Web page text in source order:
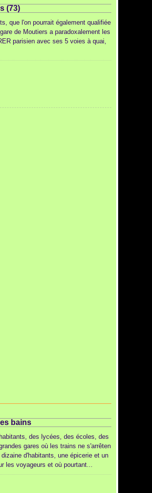
(73)
que l'on pourrait également qualifiée
de Moutiers a paradoxalement les
parisien avec ses 5 voies à quai,
bains
des lycées, des écoles, des
gares où les trains ne s'arrêten
d'habitants, une épicerie et un
les voyageurs et où pourtant...